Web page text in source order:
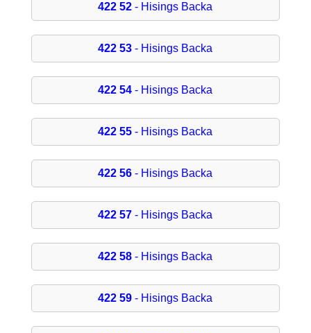
422 52 - Hisings Backa
422 53 - Hisings Backa
422 54 - Hisings Backa
422 55 - Hisings Backa
422 56 - Hisings Backa
422 57 - Hisings Backa
422 58 - Hisings Backa
422 59 - Hisings Backa